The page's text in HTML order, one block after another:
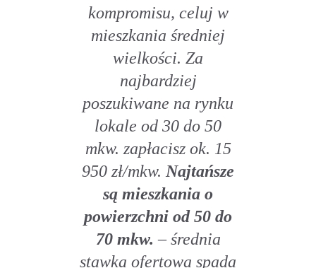
kompromisu, celuj w
mieszkania średniej
wielkości. Za
najbardziej
poszukiwane na rynku
lokale od 30 do 50
mkw. zapłacisz ok. 15
950 zł/mkw. Najtańsze
są mieszkania o
powierzchni od 50 do
70 mkw. – średnia
stawka ofertowa spada